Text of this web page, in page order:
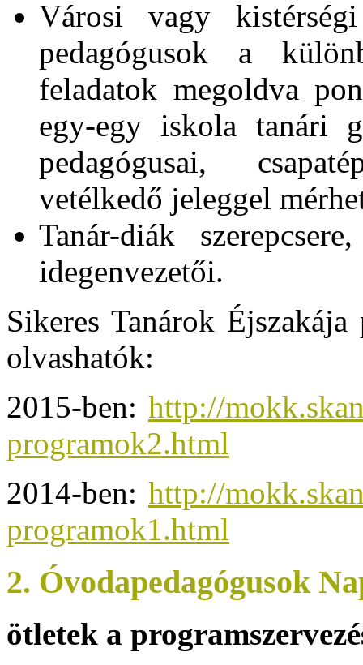
Városi vagy
pedagógusok a
feladatok megoldva
egy-egy iskola tanári
pedagógusai,
vetélkedő jeleggel
Tanár-diák
idegenvezetői.
Sikeres Tanárok
olvashatók:
2015-ben: http://
programok2.html
2014-ben: http://
programok1.html
2. Óvodapedagógusok
ötletek a